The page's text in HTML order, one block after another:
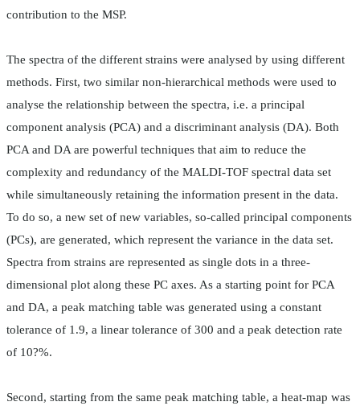
contribution to the MSP.
The spectra of the different strains were analysed by using different
methods. First, two similar non-hierarchical methods were used to
analyse the relationship between the spectra, i.e. a principal
component analysis (PCA) and a discriminant analysis (DA). Both
PCA and DA are powerful techniques that aim to reduce the
complexity and redundancy of the MALDI-TOF spectral data set
while simultaneously retaining the information present in the data.
To do so, a new set of new variables, so-called principal components
(PCs), are generated, which represent the variance in the data set.
Spectra from strains are represented as single dots in a three-
dimensional plot along these PC axes. As a starting point for PCA
and DA, a peak matching table was generated using a constant
tolerance of 1.9, a linear tolerance of 300 and a peak detection rate
of 10?%.
Second, starting from the same peak matching table, a heat-map was